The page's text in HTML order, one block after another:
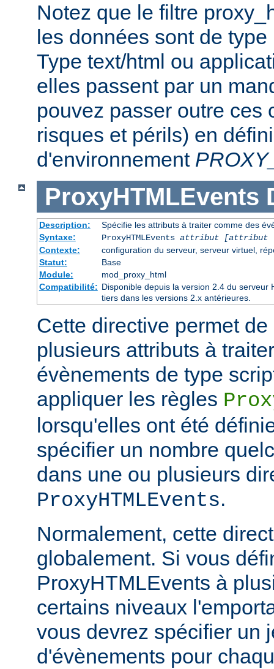
Notez que le filtre
les données sont de
Type text/html ou
elles passent par un
pouvez passer outre ces
risques et périls) en
d'environnement
ProxyHTMLEvents
Description:
Spécifie les attributs à traiter comme des
Syntaxe:
ProxyHTMLEvents attribut
Contexte:
configuration du serveur, serveur virtuel,
Statut:
Base
Module:
mod_proxy_html
Compatibilité: Disponible depuis la version 2.4 du serveur
tiers dans les versions 2.x antérieures.
Cette directive permet
plusieurs attributs à
évènements de type
appliquer les règles
lorsqu'elles ont été
spécifier un nombre
dans une ou plusieurs
ProxyHTMLEvents.
Normalement, cette
globalement. Si vous
ProxyHTMLEvents à
certains niveaux
vous devrez spécifier un
d'évènements pour